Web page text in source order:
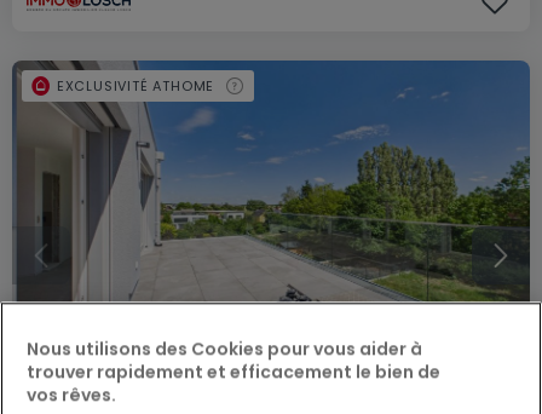
EXCLUSIVITÉ ATHOME
Nous utilisons des Cookies pour vous aider à
trouver rapidement et efficacement le bien de
vos rêves.